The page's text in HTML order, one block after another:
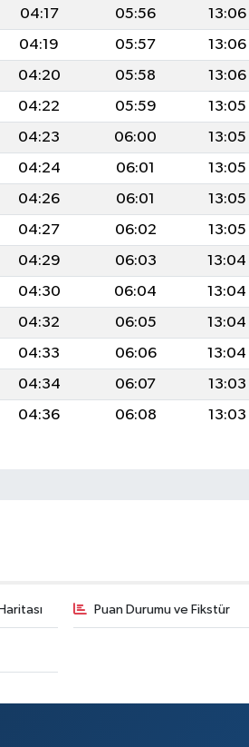
04:17 05:56 13:06
04:19 05:57 13:06
04:20 05:58 13:06
04:22 05:59 13:05
04:23 06:00 13:05
04:24 06:01 13:05
04:26 06:01 13:05
04:27 06:02 13:05
04:29 06:03 13:04
04:30 06:04 13:04
04:32 06:05 13:04
04:33 06:06 13:04
04:34 06:07 13:03
04:36 06:08 13:03
Puan Durumu ve Fikstür